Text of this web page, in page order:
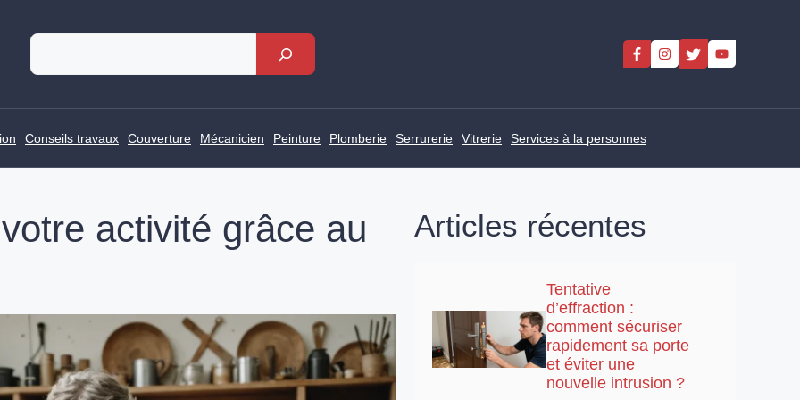
Rechercher
Conseils travaux Couverture Mécanicien Peinture Plomberie Serrurerie Vitrerie Services à la personnes
activité grâce au
Articles récentes
Tentative
d’effraction :
comment sécuriser
rapidement sa porte
et éviter une
nouvelle intrusion ?